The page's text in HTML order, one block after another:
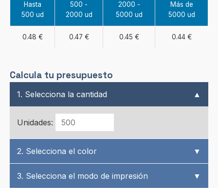
Hasta
500 ud
500 -
2000 ud
2000 -
5000 ud
Más de
5000 ud
0.48 € 0.47 € 0.45 € 0.44 €
Calcula tu presupuesto
1. Selecciona la cantidad ▲
Unidades:
2. Selecciona el color ▼
3. Selecciona el modo de impresión ▼